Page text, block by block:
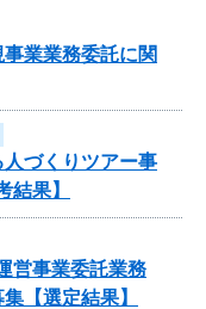
業業務委託に関
づくりツアー事
結果】
営事業委託業務
【選定結果】